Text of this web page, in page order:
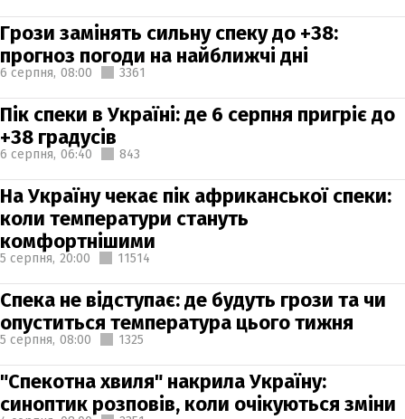
Грози замінять сильну спеку до +38:
прогноз погоди на найближчі дні
6 серпня, 08:00 3361
Пік спеки в Україні: де 6 серпня пригріє до
+38 градусів
6 серпня, 06:40 843
На Україну чекає пік африканської спеки:
коли температури стануть
комфортнішими
5 серпня, 20:00 11514
Спека не відступає: де будуть грози та чи
опуститься температура цього тижня
5 серпня, 08:00 1325
"Спекотна хвиля" накрила Україну:
синоптик розповів, коли очікуються зміни